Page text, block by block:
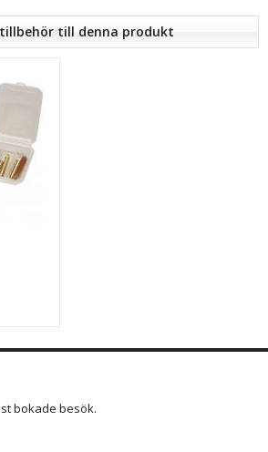
till denna produkt
bokade besök.